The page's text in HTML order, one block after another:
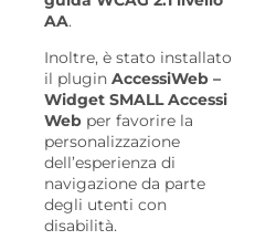
AA.
Inoltre, è stato installato
il plugin AccessiWeb –
Widget SMALL Accessi
Web per favorire la
personalizzazione
dell’esperienza di
navigazione da parte
degli utenti con
disabilità.